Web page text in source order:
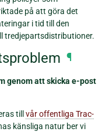
på att göra det
i tid till den
tredjepartsdistributioner.
¶
genom att skicka e-post
till vår offentliga Trac-
känsliga natur ber vi